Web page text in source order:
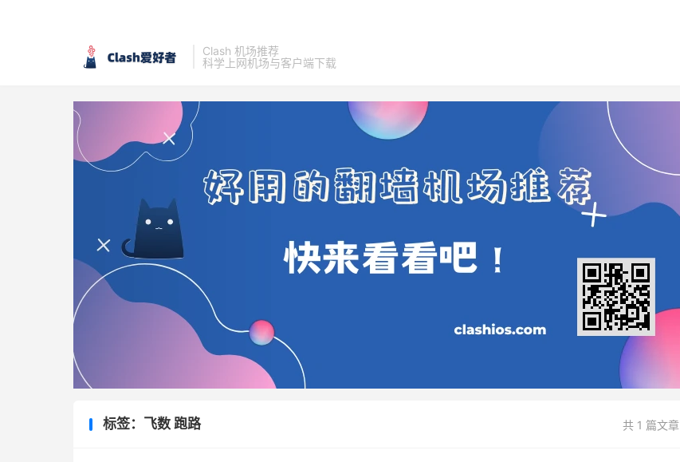
Clash 机场推荐
科学上网机场与客户端下载
共 1 篇文章
标签：飞数 跑路